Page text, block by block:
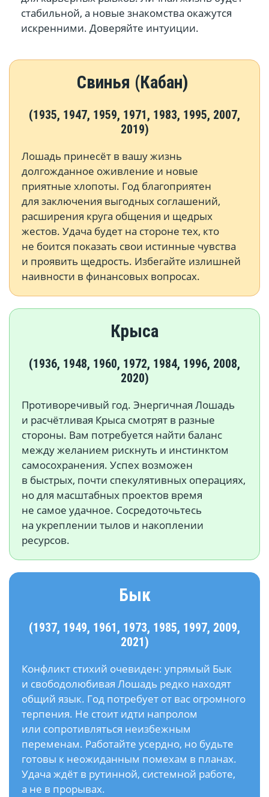
стабильной, а новые знакомства окажутся
искренними. Доверяйте интуиции.
Свинья (Кабан)
(1935, 1947, 1959, 1971, 1983, 1995, 2007,
2019)
Лошадь принесёт в вашу жизнь
долгожданное оживление и новые
приятные хлопоты. Год благоприятен
для заключения выгодных соглашений,
расширения круга общения и щедрых
жестов. Удача будет на стороне тех, кто
не боится показать свои истинные чувства
и проявить щедрость. Избегайте излишней
наивности в финансовых вопросах.
Крыса
(1936, 1948, 1960, 1972, 1984, 1996, 2008,
2020)
Противоречивый год. Энергичная Лошадь
и расчётливая Крыса смотрят в разные
стороны. Вам потребуется найти баланс
между желанием рискнуть и инстинктом
самосохранения. Успех возможен
в быстрых, почти спекулятивных операциях,
но для масштабных проектов время
не самое удачное. Сосредоточьтесь
на укреплении тылов и накоплении
ресурсов.
Бык
(1937, 1949, 1961, 1973, 1985, 1997, 2009,
2021)
Конфликт стихий очевиден: упрямый Бык
и свободолюбивая Лошадь редко находят
общий язык. Год потребует от вас огромного
терпения. Не стоит идти напролом
или сопротивляться неизбежным
переменам. Работайте усердно, но будьте
готовы к неожиданным помехам в планах.
Удача ждёт в рутинной, системной работе,
а не в прорывах.